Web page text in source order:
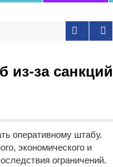
из-за санкций
оперативному штабу.
экономического и
ограничений.